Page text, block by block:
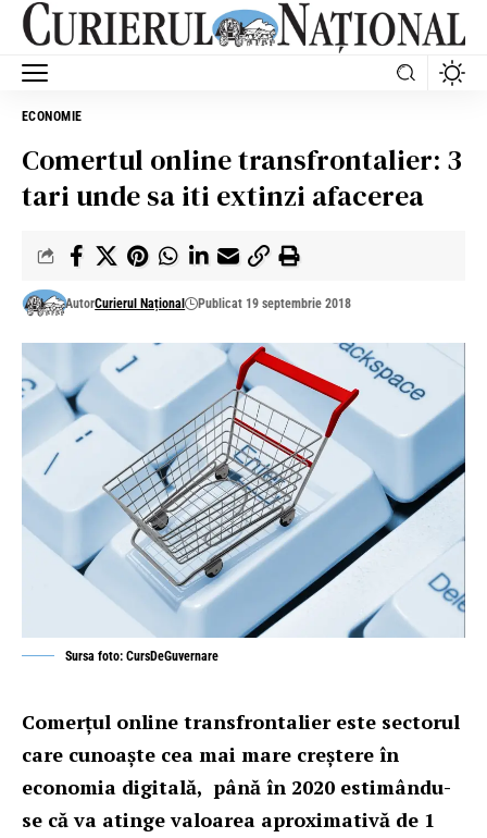
ECONOMIE
Comertul online transfrontalier: 3
tari unde sa iti extinzi afacerea
AutorCurierul Național Publicat 19 septembrie 2018
Sursa foto: CursDeGuvernare
Comerțul online transfrontalier este sectorul
care cunoaște cea mai mare creștere în
economia digitală, până în 2020 estimându-
se că va atinge valoarea aproximativă de 1